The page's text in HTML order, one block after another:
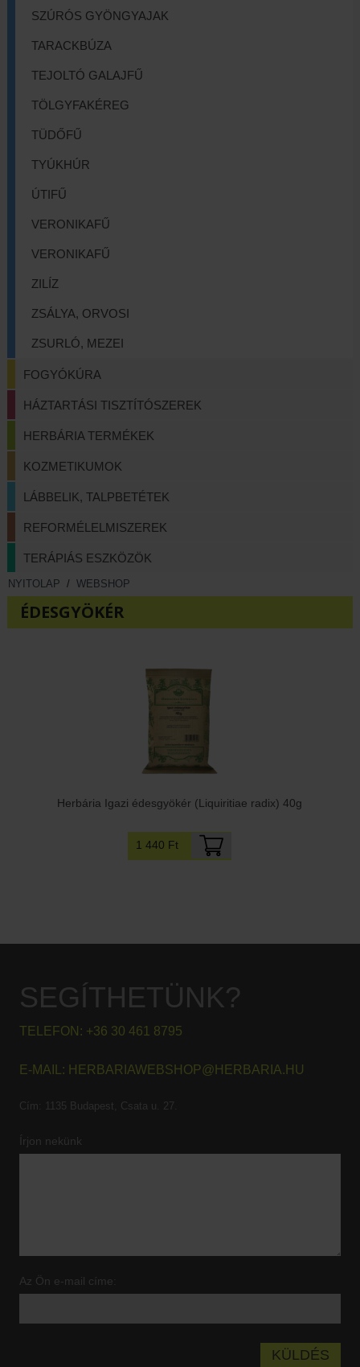
SZÚRÓS GYÖNGYAJAK
TARACKBÚZA
TEJOLTÓ GALAJFŰ
TÖLGYFAKÉREG
TÜDŐFŰ
TYÚKHÚR
ÚTIFŰ
VERONIKAFŰ
VERONIKAFŰ
ZILÍZ
ZSÁLYA, ORVOSI
ZSURLÓ, MEZEI
FOGYÓKÚRA
HÁZTARTÁSI TISZTÍTÓSZEREK
HERBÁRIA TERMÉKEK
KOZMETIKUMOK
LÁBBELIK, TALPBETÉTEK
REFORMÉLELMISZEREK
TERÁPIÁS ESZKÖZÖK
NYITOLAP / WEBSHOP
ÉDESGYÖKÉR
Herbária Igazi édesgyökér (Liquiritiae radix) 40g
1 440 Ft
SEGÍTHETÜNK?
TELEFON: +36 30 461 8795
E-MAIL: HERBARIAWEBSHOP@HERBARIA.HU
Cím: 1135 Budapest, Csata u. 27.
Írjon nekünk
Az Ön e-mail címe: